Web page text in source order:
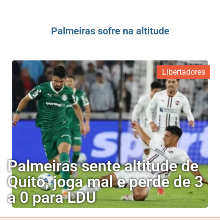
Palmeiras sofre na altitude
Libertadores
Palmeiras sente altitude de
Quito, joga mal e perde de 3
a 0 para LDU